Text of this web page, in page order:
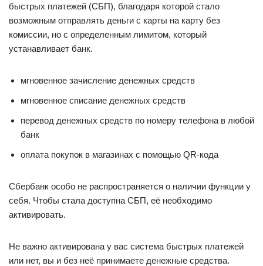
быстрых платежей (СБП), благодаря которой стало
возможным отправлять деньги с карты на карту без
комиссии, но с определенным лимитом, который
устанавливает банк.
мгновенное зачисление денежных средств
мгновенное списание денежных средств
перевод денежных средств по номеру телефона в любой
банк
оплата покупок в магазинах с помощью QR-кода
Сбербанк особо не распространяется о наличии функции у
себя. Чтобы стала доступна СБП, её необходимо
активировать.
Не важно активирована у вас система быстрых платежей
или нет, вы и без неё принимаете денежные средства.